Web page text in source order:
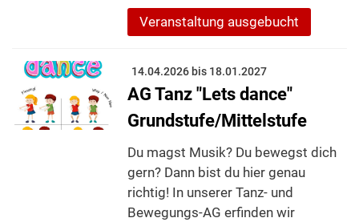
Veranstaltung ausgebucht
14.04.2026 bis 18.01.2027
AG Tanz "Lets dance"
Grundstufe/Mittelstufe
Du magst Musik? Du bewegst dich
gern? Dann bist du hier genau
richtig! In unserer Tanz- und
Bewegungs-AG erfinden wir